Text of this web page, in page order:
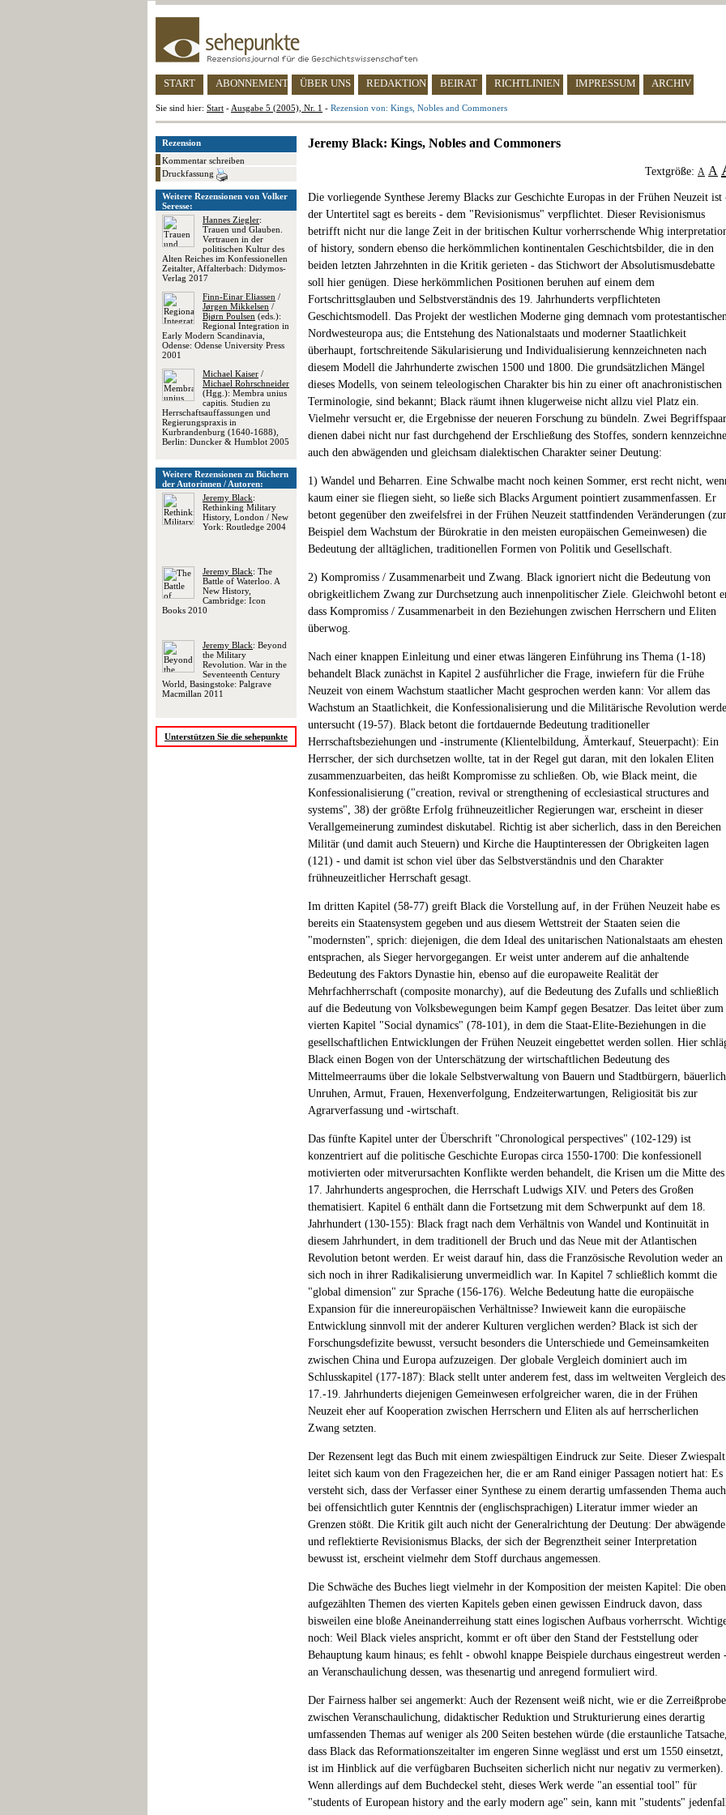
START ABONNEMENT ÜBER UNS REDAKTION BEIRAT RICHTLINIEN IMPRESSUM ARCHIV
Sie sind hier: Start - Ausgabe 5 (2005), Nr. 1 - Rezension von: Kings, Nobles and Commoners
Rezension
Kommentar schreiben
Druckfassung
Weitere Rezensionen von Volker
Seresse:
Hannes Ziegler:
Trauen und Glauben.
Vertrauen in der
politischen Kultur des
Alten Reiches im Konfessionellen
Zeitalter, Affalterbach: Didymos-
Verlag 2017
Finn-Einar Eliassen /
Jørgen Mikkelsen /
Bjørn Poulsen (eds.):
Regional Integration in
Early Modern Scandinavia,
Odense: Odense University Press
2001
Michael Kaiser /
Michael Rohrschneider
(Hgg.): Membra unius
capitis. Studien zu
Herrschaftsauffassungen und
Regierungspraxis in
Kurbrandenburg (1640-1688),
Berlin: Duncker & Humblot 2005
Weitere Rezensionen zu Büchern
der Autorinnen / Autoren:
Jeremy Black:
Rethinking Military
History, London / New
York: Routledge 2004
Jeremy Black: The
Battle of Waterloo. A
New History,
Cambridge: Icon
Books 2010
Jeremy Black: Beyond
the Military
Revolution. War in the
Seventeenth Century
World, Basingstoke: Palgrave
Macmillan 2011
Unterstützen Sie die sehepunkte
Jeremy Black: Kings, Nobles and Commoners
Textgröße: A A
Die vorliegende Synthese Jeremy Blacks zur Geschichte Europas in der Frühen Neuzeit ist
der Untertitel sagt es bereits - dem "Revisionismus" verpflichtet. Dieser Revisionismus
betrifft nicht nur die lange Zeit in der britischen Kultur vorherrschende Whig
of history, sondern ebenso die herkömmlichen kontinentalen Geschichtsbilder, die in den
beiden letzten Jahrzehnten in die Kritik gerieten - das Stichwort der Absolutismusdebatte
soll hier genügen. Diese herkömmlichen Positionen beruhen auf einem dem
Fortschrittsglauben und Selbstverständnis des 19. Jahrhunderts verpflichteten
Geschichtsmodell. Das Projekt der westlichen Moderne ging demnach vom
Nordwesteuropa aus; die Entstehung des Nationalstaats und moderner Staatlichkeit
überhaupt, fortschreitende Säkularisierung und Individualisierung kennzeichneten nach
diesem Modell die Jahrhunderte zwischen 1500 und 1800. Die grundsätzlichen Mängel
dieses Modells, von seinem teleologischen Charakter bis hin zu einer oft anachronistischen
Terminologie, sind bekannt; Black räumt ihnen klugerweise nicht allzu viel Platz ein.
Vielmehr versucht er, die Ergebnisse der neueren Forschung zu bündeln. Zwei
dienen dabei nicht nur fast durchgehend der Erschließung des Stoffes, sondern
auch den abwägenden und gleichsam dialektischen Charakter seiner Deutung:
1) Wandel und Beharren. Eine Schwalbe macht noch keinen Sommer, erst recht nicht,
kaum einer sie fliegen sieht, so ließe sich Blacks Argument pointiert zusammenfassen. Er
betont gegenüber den zweifelsfrei in der Frühen Neuzeit stattfindenden Veränderungen
Beispiel dem Wachstum der Bürokratie in den meisten europäischen Gemeinwesen) die
Bedeutung der alltäglichen, traditionellen Formen von Politik und Gesellschaft.
2) Kompromiss / Zusammenarbeit und Zwang. Black ignoriert nicht die Bedeutung von
obrigkeitlichem Zwang zur Durchsetzung auch innenpolitischer Ziele. Gleichwohl betont
dass Kompromiss / Zusammenarbeit in den Beziehungen zwischen Herrschern und Eliten
überwog.
Nach einer knappen Einleitung und einer etwas längeren Einführung ins Thema (1-18)
behandelt Black zunächst in Kapitel 2 ausführlicher die Frage, inwiefern für die Frühe
Neuzeit von einem Wachstum staatlicher Macht gesprochen werden kann: Vor allem das
Wachstum an Staatlichkeit, die Konfessionalisierung und die Militärische Revolution
untersucht (19-57). Black betont die fortdauernde Bedeutung traditioneller
Herrschaftsbeziehungen und -instrumente (Klientelbildung, Ämterkauf, Steuerpacht): Ein
Herrscher, der sich durchsetzen wollte, tat in der Regel gut daran, mit den lokalen Eliten
zusammenzuarbeiten, das heißt Kompromisse zu schließen. Ob, wie Black meint, die
Konfessionalisierung ("creation, revival or strengthening of ecclesiastical structures and
systems", 38) der größte Erfolg frühneuzeitlicher Regierungen war, erscheint in dieser
Verallgemeinerung zumindest diskutabel. Richtig ist aber sicherlich, dass in den Bereichen
Militär (und damit auch Steuern) und Kirche die Hauptinteressen der Obrigkeiten lagen
(121) - und damit ist schon viel über das Selbstverständnis und den Charakter
frühneuzeitlicher Herrschaft gesagt.
Im dritten Kapitel (58-77) greift Black die Vorstellung auf, in der Frühen Neuzeit habe es
bereits ein Staatensystem gegeben und aus diesem Wettstreit der Staaten seien die
"modernsten", sprich: diejenigen, die dem Ideal des unitarischen Nationalstaats am ehesten
entsprachen, als Sieger hervorgegangen. Er weist unter anderem auf die anhaltende
Bedeutung des Faktors Dynastie hin, ebenso auf die europaweite Realität der
Mehrfachherrschaft (composite monarchy), auf die Bedeutung des Zufalls und schließlich
auf die Bedeutung von Volksbewegungen beim Kampf gegen Besatzer. Das leitet über zum
vierten Kapitel "Social dynamics" (78-101), in dem die Staat-Elite-Beziehungen in die
gesellschaftlichen Entwicklungen der Frühen Neuzeit eingebettet werden sollen. Hier
Black einen Bogen von der Unterschätzung der wirtschaftlichen Bedeutung des
Mittelmeerraums über die lokale Selbstverwaltung von Bauern und Stadtbürgern,
Unruhen, Armut, Frauen, Hexenverfolgung, Endzeiterwartungen, Religiosität bis zur
Agrarverfassung und -wirtschaft.
Das fünfte Kapitel unter der Überschrift "Chronological perspectives" (102-129) ist
konzentriert auf die politische Geschichte Europas circa 1550-1700: Die konfessionell
motivierten oder mitverursachten Konflikte werden behandelt, die Krisen um die Mitte des
17. Jahrhunderts angesprochen, die Herrschaft Ludwigs XIV. und Peters des Großen
thematisiert. Kapitel 6 enthält dann die Fortsetzung mit dem Schwerpunkt auf dem 18.
Jahrhundert (130-155): Black fragt nach dem Verhältnis von Wandel und Kontinuität in
diesem Jahrhundert, in dem traditionell der Bruch und das Neue mit der Atlantischen
Revolution betont werden. Er weist darauf hin, dass die Französische Revolution weder an
sich noch in ihrer Radikalisierung unvermeidlich war. In Kapitel 7 schließlich kommt die
"global dimension" zur Sprache (156-176). Welche Bedeutung hatte die europäische
Expansion für die innereuropäischen Verhältnisse? Inwieweit kann die europäische
Entwicklung sinnvoll mit der anderer Kulturen verglichen werden? Black ist sich der
Forschungsdefizite bewusst, versucht besonders die Unterschiede und Gemeinsamkeiten
zwischen China und Europa aufzuzeigen. Der globale Vergleich dominiert auch im
Schlusskapitel (177-187): Black stellt unter anderem fest, dass im weltweiten Vergleich des
17.-19. Jahrhunderts diejenigen Gemeinwesen erfolgreicher waren, die in der Frühen
Neuzeit eher auf Kooperation zwischen Herrschern und Eliten als auf herrscherlichen
Zwang setzten.
Der Rezensent legt das Buch mit einem zwiespältigen Eindruck zur Seite. Dieser Zwiespalt
leitet sich kaum von den Fragezeichen her, die er am Rand einiger Passagen notiert hat: Es
versteht sich, dass der Verfasser einer Synthese zu einem derartig umfassenden Thema auch
bei offensichtlich guter Kenntnis der (englischsprachigen) Literatur immer wieder an
Grenzen stößt. Die Kritik gilt auch nicht der Generalrichtung der Deutung: Der abwägende
und reflektierte Revisionismus Blacks, der sich der Begrenztheit seiner Interpretation
bewusst ist, erscheint vielmehr dem Stoff durchaus angemessen.
Die Schwäche des Buches liegt vielmehr in der Komposition der meisten Kapitel: Die oben
aufgezählten Themen des vierten Kapitels geben einen gewissen Eindruck davon, dass
bisweilen eine bloße Aneinanderreihung statt eines logischen Aufbaus vorherrscht.
noch: Weil Black vieles anspricht, kommt er oft über den Stand der Feststellung oder
Behauptung kaum hinaus; es fehlt - obwohl knappe Beispiele durchaus eingestreut werden
an Veranschaulichung dessen, was thesenartig und anregend formuliert wird.
Der Fairness halber sei angemerkt: Auch der Rezensent weiß nicht, wie er die Zerreißprobe
zwischen Veranschaulichung, didaktischer Reduktion und Strukturierung eines derartig
umfassenden Themas auf weniger als 200 Seiten bestehen würde (die erstaunliche Tatsache,
dass Black das Reformationszeitalter im engeren Sinne weglässt und erst um 1550 einsetzt,
ist im Hinblick auf die verfügbaren Buchseiten sicherlich nicht nur negativ zu vermerken).
Wenn allerdings auf dem Buchdeckel steht, dieses Werk werde "an essential tool" für
"students of European history and the early modern age" sein, kann mit "students"